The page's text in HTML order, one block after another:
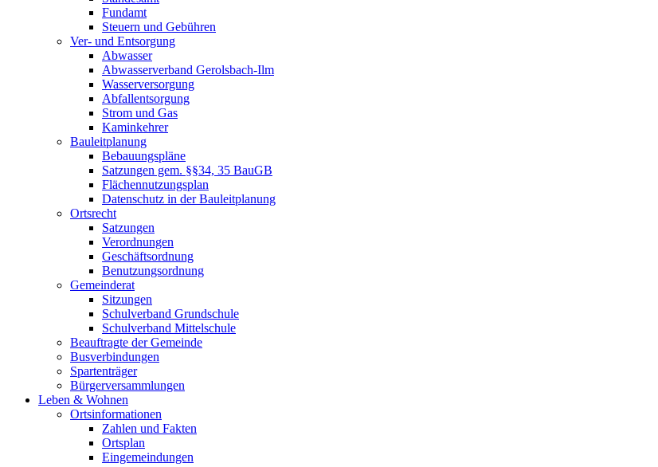
Fundamt
Steuern und Gebühren
Ver- und Entsorgung
Abwasser
Abwasserverband Gerolsbach-Ilm
Wasserversorgung
Abfallentsorgung
Strom und Gas
Kaminkehrer
Bauleitplanung
Bebauungspläne
Satzungen gem. §§34, 35 BauGB
Flächennutzungsplan
Datenschutz in der Bauleitplanung
Ortsrecht
Satzungen
Verordnungen
Geschäftsordnung
Benutzungsordnung
Gemeinderat
Sitzungen
Schulverband Grundschule
Schulverband Mittelschule
Beauftragte der Gemeinde
Busverbindungen
Spartenträger
Bürgerversammlungen
Leben & Wohnen
Ortsinformationen
Zahlen und Fakten
Ortsplan
Eingemeindungen